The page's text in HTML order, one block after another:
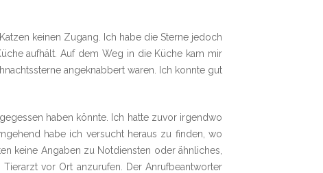
keinen Zugang. Ich habe die Sterne jedoch
aufhält. Auf dem Weg in die Küche kam mir
angeknabbert waren. Ich konnte gut
haben könnte. Ich hatte zuvor irgendwo
habe ich versucht heraus zu finden, wo
keine Angaben zu Notdiensten oder ähnliches,
vor Ort anzurufen. Der Anrufbeantworter